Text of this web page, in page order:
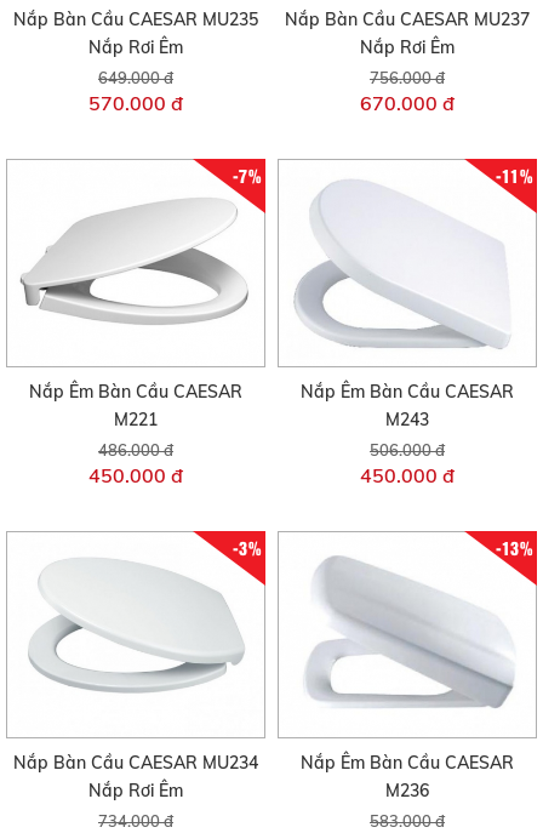
Nắp Bàn Cầu CAESAR MU235
Nắp Rơi Êm
649.000 đ
570.000 đ
Nắp Bàn Cầu CAESAR MU237
Nắp Rơi Êm
756.000 đ
670.000 đ
-7%
Nắp Êm Bàn Cầu CAESAR
M221
486.000 đ
450.000 đ
-11%
Nắp Êm Bàn Cầu CAESAR
M243
506.000 đ
450.000 đ
-3%
Nắp Bàn Cầu CAESAR MU234
Nắp Rơi Êm
734.000 đ
-13%
Nắp Êm Bàn Cầu CAESAR
M236
583.000 đ